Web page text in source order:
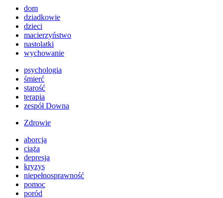
dom
dziadkowie
dzieci
macierzyństwo
nastolatki
wychowanie
psychologia
śmierć
starość
terapia
zespół Downa
Zdrowie
aborcja
ciąża
depresja
kryzys
niepełnosprawność
pomoc
poród